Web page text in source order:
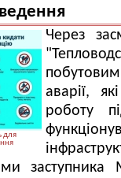
для
Через
аварії,
роботу
заступника